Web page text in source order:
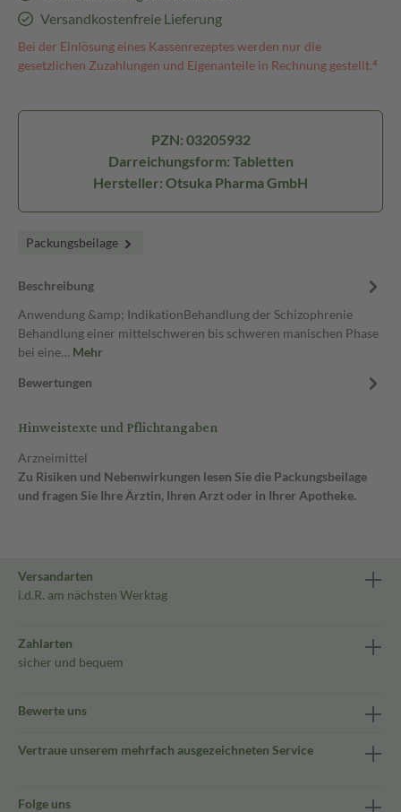
Versandkostenfreie Lieferung
Bei der Einlösung eines Kassenrezeptes werden nur die
gesetzlichen Zuzahlungen und Eigenanteile in Rechnung gestellt.⁴
PZN: 03205932
Darreichungsform: Tabletten
Hersteller: Otsuka Pharma GmbH
Packungsbeilage
Beschreibung
Anwendung &amp; IndikationBehandlung der Schizophrenie
Behandlung einer mittelschweren bis schweren manischen Phase
bei eine… Mehr
Bewertungen
Hinweistexte und Pflichtangaben
Arzneimittel
Zu Risiken und Nebenwirkungen lesen Sie die Packungsbeilage
und fragen Sie Ihre Ärztin, Ihren Arzt oder in Ihrer Apotheke.
Versandarten
i.d.R. am nächsten Werktag
Zahlarten
sicher und bequem
Bewerte uns
Vertraue unserem mehrfach ausgezeichneten Service
Folge uns